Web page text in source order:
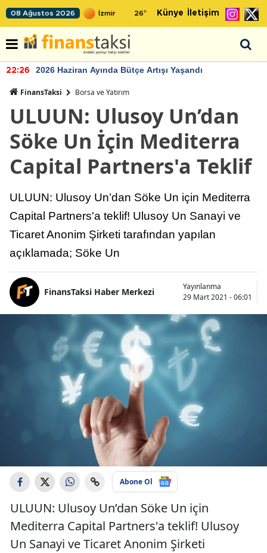
08 Ağustos 2026 26° Künye İletişim
22:26 2026 Haziran Ayında Bütçe Artışı Yaşandı
FinansTaksi Borsa ve Yatırım
ULUUN: Ulusoy Un’dan
Söke Un İçin Mediterra
Capital Partners'a Teklif
ULUUN: Ulusoy Un’dan Söke Un için Mediterra
Capital Partners'a teklif! Ulusoy Un Sanayi ve
Ticaret Anonim Şirketi tarafından yapılan
açıklamada; Söke Un
FinansTaksi Haber Merkezi
Yayınlanma
29 Mart 2021 - 06:01
Abone Ol
ULUUN: Ulusoy Un’dan Söke Un için
Mediterra Capital Partners'a teklif! Ulusoy
Un Sanayi ve Ticaret Anonim Şirketi